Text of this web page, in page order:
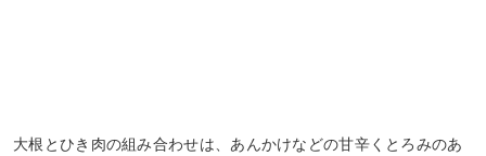
大根とひき肉の組み合わせは、あんかけなどの甘辛くとろみのあ